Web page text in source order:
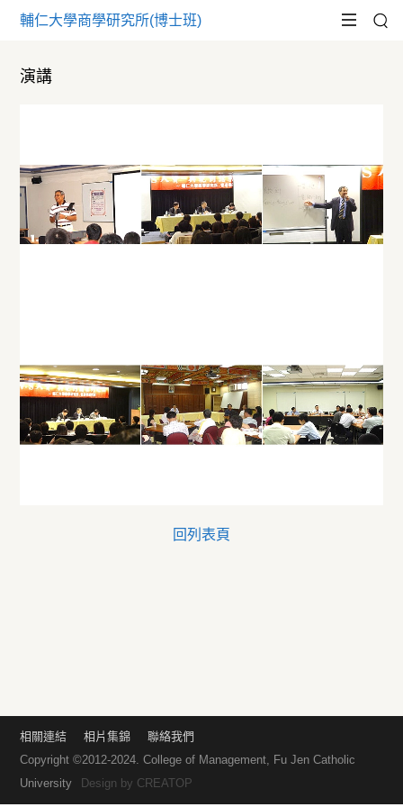
輔仁大學商學研究所(博士班)
演講
回列表頁
相關連結 相片集錦
聯絡我們
Copyright ©2012-2024. College of Management, Fu Jen Catholic
University
Design by CREATOP